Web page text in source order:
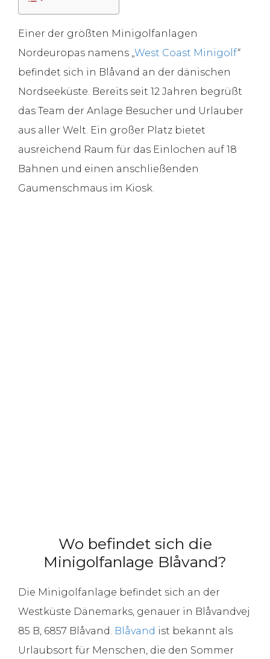
Einer der größten Minigolfanlagen
Nordeuropas namens „ West Coast Minigolf“
befindet sich in Blåvand an der dänischen
Nordseeküste. Bereits seit 12 Jahren begrüßt
das Team der Anlage Besucher und Urlauber
aus aller Welt. Ein großer Platz bietet
ausreichend Raum für das Einlochen auf 18
Bahnen und einen anschließenden
Gaumenschmaus im Kiosk.
Wo befindet sich die
Minigolfanlage Blåvand?
Die Minigolfanlage befindet sich an der
Westküste Dänemarks, genauer in Blåvandvej
85 B, 6857 Blåvand. Blåvand ist bekannt als
Urlaubsort für Menschen, die den Sommer